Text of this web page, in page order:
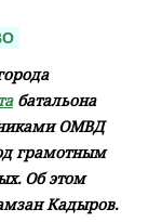
батальона
ОМВД
грамотным
Об этом
Кадыров.